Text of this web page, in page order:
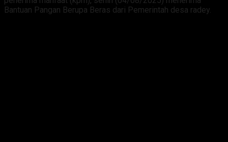
Bantuan Pangan Berupa Beras dari Pemerintah desa radey.